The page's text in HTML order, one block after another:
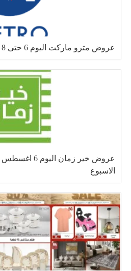
عروض مترو ماركت اليوم 6 حتى 8 اغسطس 2026 ويك اند
الاسبوع